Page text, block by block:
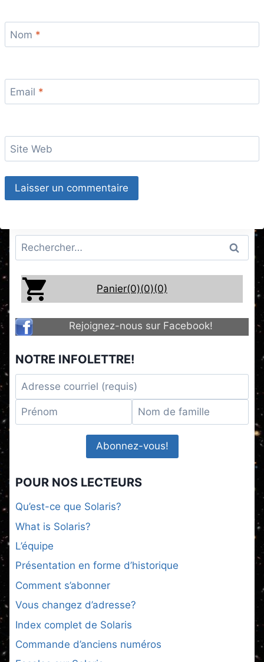
Nom *
Email *
Site Web
Rechercher :
Panier(0)(0)(0)
Rejoignez-nous sur Facebook!
NOTRE INFOLETTRE!
POUR NOS LECTEURS
Qu’est-ce que Solaris?
What is Solaris?
L’équipe
Présentation en forme d’historique
Comment s’abonner
Vous changez d’adresse?
Index complet de Solaris
Commande d’anciens numéros